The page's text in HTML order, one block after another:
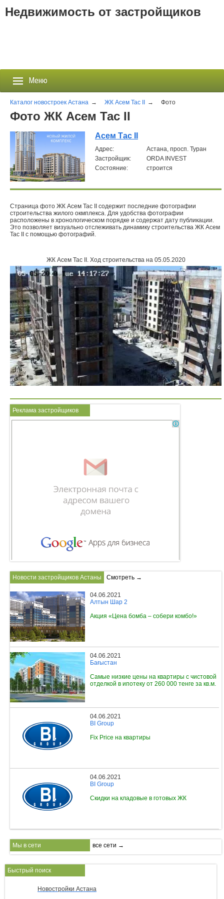
Недвижимость от застройщиков
Меню
Новостройки
Новости
Агентства
Кабинет
Каталог новостроек Астана → ЖК Асем Тас II → Фото
Фото ЖК Асем Тас II
Асем Тас II
Aдрес:
Астана, просп. Туран
Застройщик:
ORDA INVEST
Состояние:
строится
Страница фото ЖК Асем Тас II содержит последние фотографии
строительства жилого окмплекса. Для удобства фотографии
расположены в хронологическом порядке и содержат дату публикации.
Это позволяет визуально отслеживать динамику строительства ЖК Асем
Тас II с помощью фотографий.
ЖК Асем Тас II . Ход строительства на 05.05.2020
Реклама застройщиков
Новости застройщиков Астаны Смотреть →
04.06.2021
Алтын Шар 2
Акция «Цена бомба – собери комбо!»
04.06.2021
Бағыстан
Самые низкие цены на квартиры с чистовой
отделкой в ипотеку от 260 000 тенге за кв.м.
04.06.2021
BI Group
Fix Price на квартиры
04.06.2021
BI Group
Скидки на кладовые в готовых ЖК
Мы в сети все сети →
Быстрый поиск
Новостройки Астана